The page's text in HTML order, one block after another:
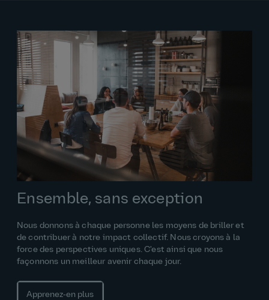
Ensemble, sans exception
Nous donnons à chaque personne les moyens de briller et
de contribuer à notre impact collectif. Nous croyons à la
force des perspectives uniques. C'est ainsi que nous
façonnons un meilleur avenir chaque jour.
Apprenez‑en plus